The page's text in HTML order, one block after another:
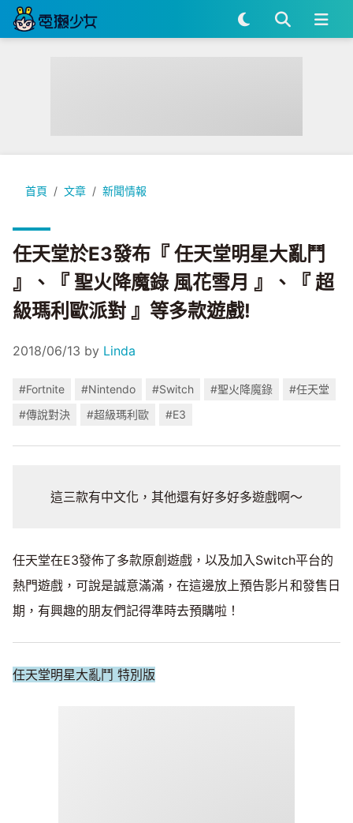
首頁 文章 新聞情報
任天堂於E3發布『 任天堂明星大亂鬥 』、『 聖火降魔錄 風花
任天堂於E3發布『 任天堂明星大亂鬥
』、『 聖火降魔錄 風花雪月 』、『 超
級瑪利歐派對 』等多款遊戲!
2018/06/13 by Linda
#Fortnite #Nintendo #Switch #聖火降魔錄
#任天堂
#傳說對決
#超級瑪利歐 #E3
這三款有中文化，其他還有好多好多遊戲啊～
任天堂在E3發佈了多款原創遊戲，以及加入Switch平台的
熱門遊戲，可說是誠意滿滿，在這邊放上預告影片和發售日
期，有興趣的朋友們記得準時去預購啦！
任天堂明星大亂鬥 特別版